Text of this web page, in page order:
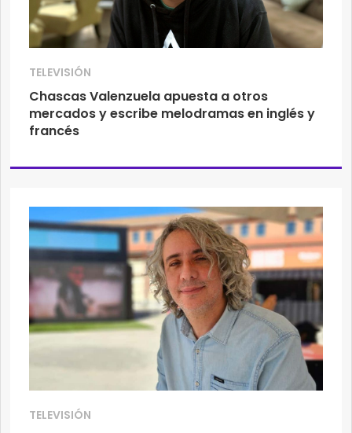
TELEVISIÓN
Chascas Valenzuela apuesta a otros
mercados y escribe melodramas en inglés y
francés
TELEVISIÓN